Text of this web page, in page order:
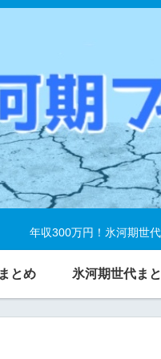
年収300万円！氷河期世
とめ 氷河期世代ま